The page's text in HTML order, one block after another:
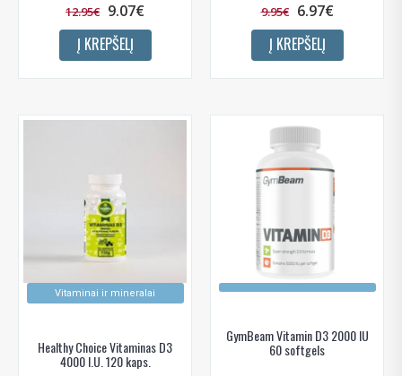
12.95€ 9.07€
Į KREPŠELĮ
9.95€ 6.97€
Į KREPŠELĮ
Vitaminai ir mineralai
Healthy Choice Vitaminas D3
4000 I.U. 120 kaps.
GymBeam Vitamin D3 2000 IU
60 softgels